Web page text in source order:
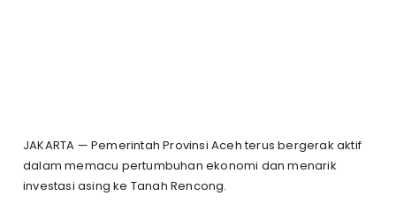
JAKARTA — Pemerintah Provinsi Aceh terus bergerak aktif
dalam memacu pertumbuhan ekonomi dan menarik
investasi asing ke Tanah Rencong.